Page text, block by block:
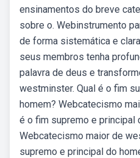
ensinamentos do breve
sobre o. Webinstrumento
de forma sistemática e
seus membros tenha
palavra de deus e
westminster. Qual é o fim
homem? Webcatecismo
é o fim supremo e principal
Webcatecismo maior de
supremo e principal do